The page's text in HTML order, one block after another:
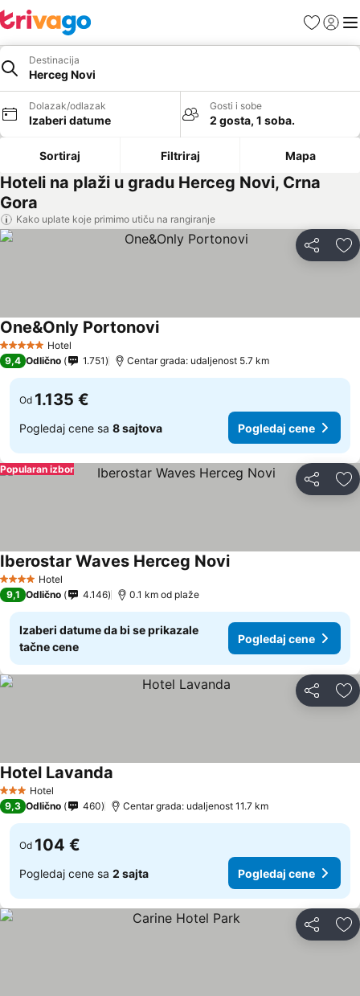
FavoritiPrijavi
Destinacija
Herceg Novi
Dolazak/odlazak
Izaberi datume
Gosti i sobe
2 gosta, 1 soba.
Sortiraj Filtriraj Mapa
Hoteli na plaži u gradu Herceg Novi, Crna
Gora
Kako uplate koje primimo utiču na rangiranje
Deli
5 ZvezdiceHotel
One&Only PortonoviPogledaj cene
9,4 Odlično 1.751 Centar grada: udaljenost 5.7 km
Od 1.135 €
Pogledaj cene sa 8 sajtova Pogledaj cene
Deli
Popularan izbor
4 ZvezdiceHotel
Iberostar Waves Herceg NoviPogledaj cene
9,1 Odlično 4.146 0.1 km od plaže
Izaberi datume da bi se prikazale
tačne cene
Pogledaj cene
Deli
3 Zvezdice
Hotel
Hotel Lavanda
9,3 Odlično 460 Centar grada: udaljenost 11.7 km
Od 104 €
Pogledaj cene sa 2 sajta Pogledaj cene
Deli